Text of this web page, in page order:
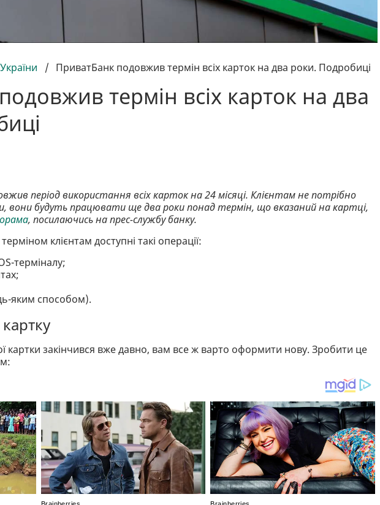
/ ПриватБанк подовжив термін всіх карток на два роки. Подробиці
термін всіх карток на два
період використання всіх карток на 24 місяці. Клієнтам не потрібно
вони будуть працювати ще два роки понад термін, що вказаний на картці,
, посилаючись на прес-службу банку.
клієнтам доступні такі операції:
терміналу;
яким способом).
картки закінчився вже давно, вам все ж варто оформити нову. Зробити це